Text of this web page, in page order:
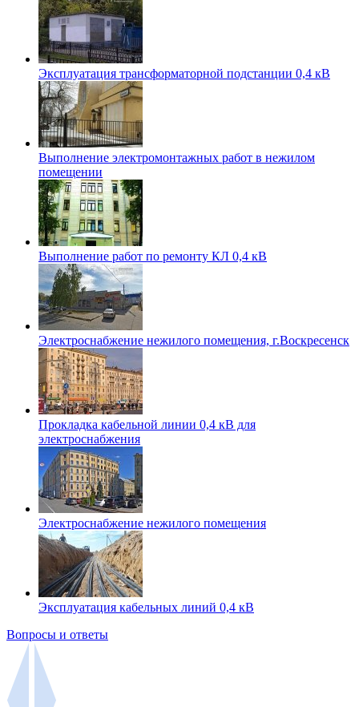
Эксплуатация трансформаторной подстанции 0,4 кВ
Выполнение электромонтажных работ в нежилом
помещении
Выполнение работ по ремонту КЛ 0,4 кВ
Электроснабжение нежилого помещения, г.Воскресенск
Прокладка кабельной линии 0,4 кВ для
электроснабжения
Электроснабжение нежилого помещения
Эксплуатация кабельных линий 0,4 кВ
Вопросы и ответы